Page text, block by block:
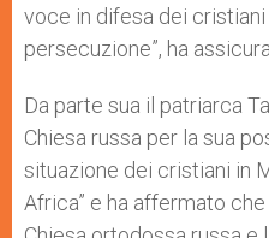
voce in difesa dei
persecuzione”, ha
Da parte sua il patriarca
Chiesa russa per la sua
situazione dei cristiani in
Africa” e ha affermato